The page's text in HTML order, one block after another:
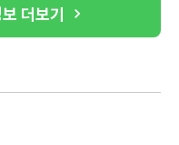
더보기